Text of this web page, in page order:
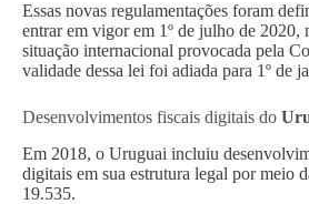
Essas novas regulamentações foram
entrar em vigor em 1º de julho de 2020,
situação internacional provocada pela
validade dessa lei foi adiada para 1º de
Desenvolvimentos fiscais digitais do
Em 2018, o Uruguai incluiu
digitais em sua estrutura legal por meio
19.535.